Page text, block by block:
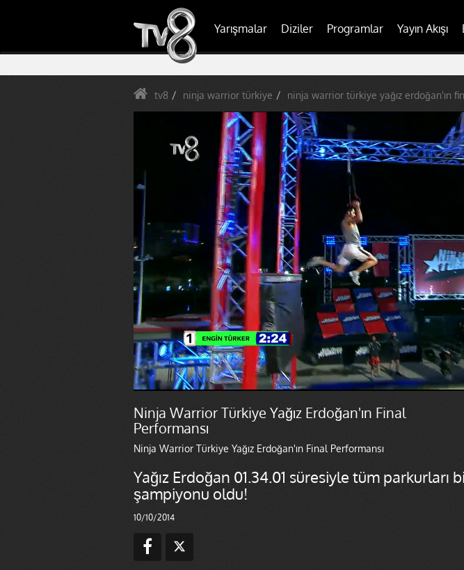
Yarışmalar Diziler Programlar Yayın Akışı
tv8 ninja warrior türkiye ninja warrior türkiye yağız erdoğan'ın
Ninja Warrior Türkiye Yağız Erdoğan'ın Final
Performansı
Ninja Warrior Türkiye Yağız Erdoğan'ın Final Performansı
Yağız Erdoğan 01.34.01 süresiyle tüm parkurları
şampiyonu oldu!
10/10/2014